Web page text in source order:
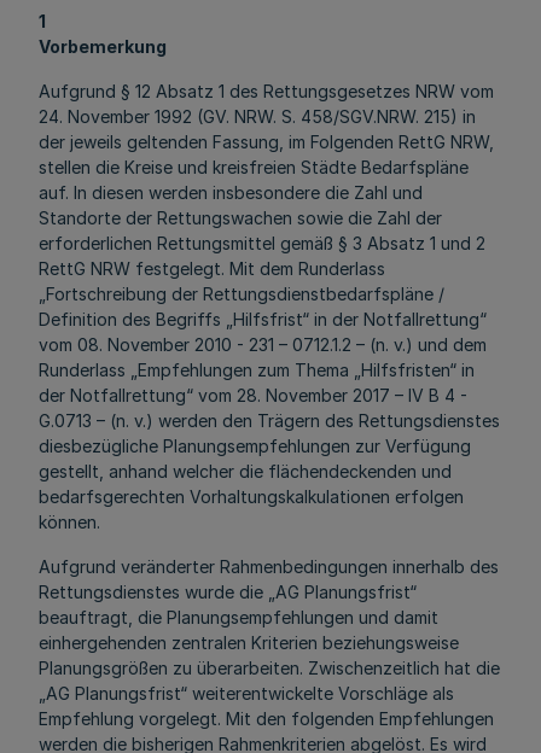
1
Vorbemerkung
Aufgrund § 12 Absatz 1 des Rettungsgesetzes NRW vom
24. November 1992 (GV. NRW. S. 458/SGV.NRW. 215) in
der jeweils geltenden Fassung, im Folgenden RettG NRW,
stellen die Kreise und kreisfreien Städte Bedarfspläne
auf. In diesen werden insbesondere die Zahl und
Standorte der Rettungswachen sowie die Zahl der
erforderlichen Rettungsmittel gemäß § 3 Absatz 1 und 2
RettG NRW festgelegt. Mit dem Runderlass
„Fortschreibung der Rettungsdienstbedarfspläne /
Definition des Begriffs „Hilfsfrist“ in der Notfallrettung“
vom 08. November 2010 - 231 – 0712.1.2 – (n. v.) und dem
Runderlass „Empfehlungen zum Thema „Hilfsfristen“ in
der Notfallrettung“ vom 28. November 2017 – IV B 4 -
G.0713 – (n. v.) werden den Trägern des Rettungsdienstes
diesbezügliche Planungsempfehlungen zur Verfügung
gestellt, anhand welcher die flächendeckenden und
bedarfsgerechten Vorhaltungskalkulationen erfolgen
können.
Aufgrund veränderter Rahmenbedingungen innerhalb des
Rettungsdienstes wurde die „AG Planungsfrist“
beauftragt, die Planungsempfehlungen und damit
einhergehenden zentralen Kriterien beziehungsweise
Planungsgrößen zu überarbeiten. Zwischenzeitlich hat die
„AG Planungsfrist“ weiterentwickelte Vorschläge als
Empfehlung vorgelegt. Mit den folgenden Empfehlungen
werden die bisherigen Rahmenkriterien abgelöst. Es wird